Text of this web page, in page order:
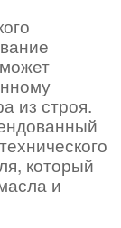
из строя.
который
и